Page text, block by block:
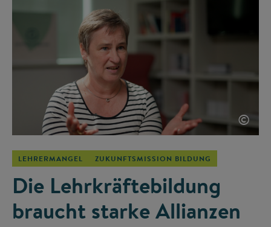
©
LEHRERMANGEL ZUKUNFTSMISSION BILDUNG
Die Lehrkräftebildung
braucht starke Allianzen